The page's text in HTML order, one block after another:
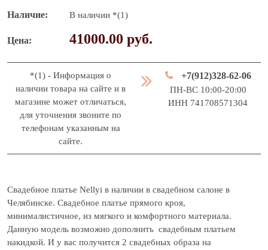
Наличие В наличии *(1)
Цена 41000.00 руб.
*(1) - Информация о
наличии товара на сайте и в
магазине может отличаться,
для уточнения звоните по
телефонам указанным на
сайте.
+7(912)328-62-06
ПН-ВС 10:00-20:00
ИНН 741708571304
Свадебное платье Nellyi в наличии в свадебном салоне в
Челябинске. Свадебное платье прямого кроя,
минималистичное, из мягкого и комфортного материала.
Данную модель возможно дополнить свадебным платьем
накидкой. И у вас получится 2 свадебных образа на